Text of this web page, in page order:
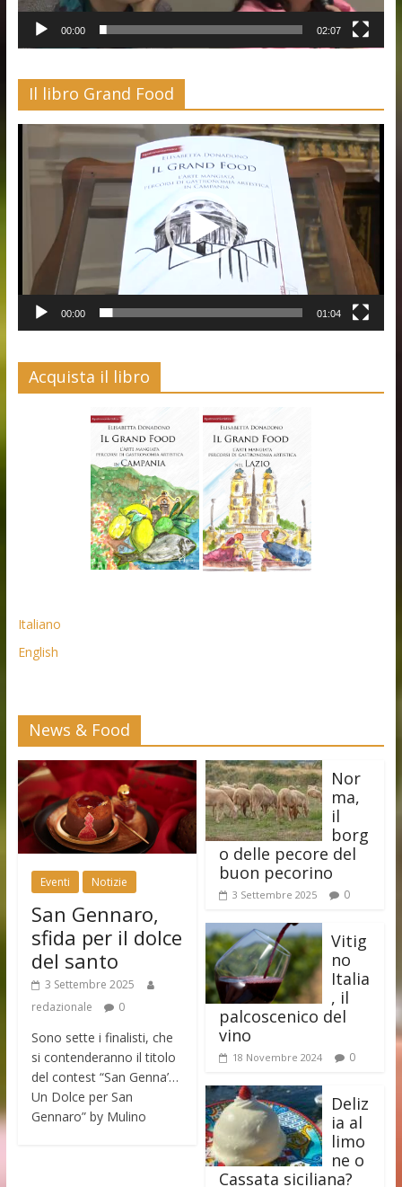
00:00 02:07
Il libro Grand Food
00:00 01:04
Acquista il libro
Italiano
English
News & Food
Eventi Notizie
San Gennaro,
sfida per il dolce
del santo
3 Settembre 2025
redazionale
0
Sono sette i finalisti, che
si contenderanno il titolo
del contest “San Genna’…
Un Dolce per San
Gennaro” by Mulino
Nor
ma,
il
borg
o delle pecore del
buon pecorino
3 Settembre 2025 0
Vitig
no
Italia
, il
palcoscenico del
vino
18 Novembre 2024 0
Deliz
ia al
limo
ne o
Cassata siciliana?